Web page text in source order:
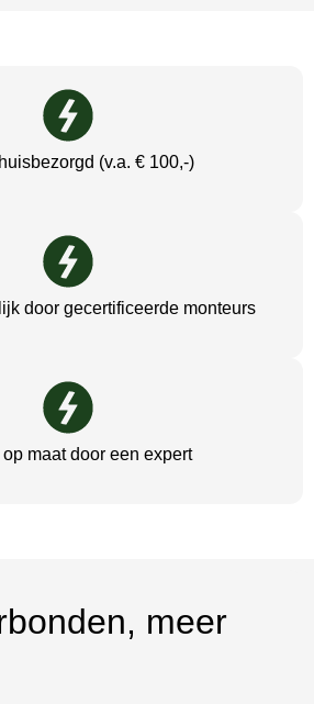
(v.a. € 100,-)
door gecertificeerde monteurs
maat door een expert
meer